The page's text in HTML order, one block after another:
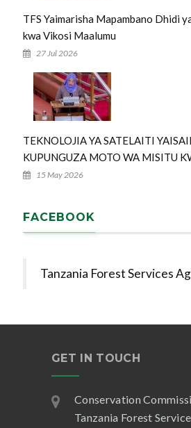
TFS Yaimarisha Mapambano Dhidi
kwa Vikosi Maalumu
27 Jul 2026
TEKNOLOJIA YA SATELAITI
KUPUNGUZA MOTO WA MISITU
15 May 2026
FACEBOOK
Tanzania Forest Services
GET IN TOUCH
Conservation
Tanzania Forest